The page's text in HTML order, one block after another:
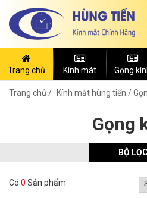
Trang chủ Kính mát Gọng
Trang chủ Kính mắt hùng tiến /
Gọng
BỘ LỌC
Có 0 Sản phẩm